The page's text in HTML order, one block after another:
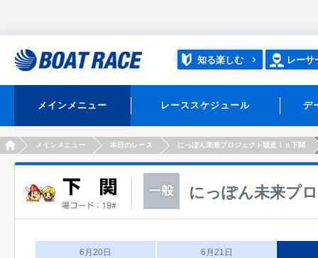
知る楽しむ レーサ
メインメニュー レーススケジュール デ
HOMEメインメニュー 本日のレース にっぽん未来プロジェクト競走ｉｎ下関
にっぽん未来プ
6月20日 6月21日